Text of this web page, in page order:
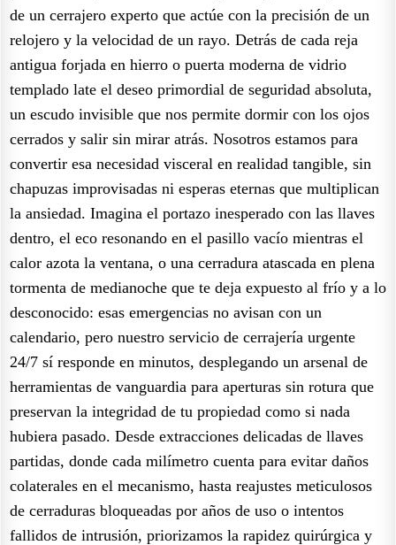
de un cerrajero experto que actúe con la precisión de un
relojero y la velocidad de un rayo. Detrás de cada reja
antigua forjada en hierro o puerta moderna de vidrio
templado late el deseo primordial de seguridad absoluta,
un escudo invisible que nos permite dormir con los ojos
cerrados y salir sin mirar atrás. Nosotros estamos para
convertir esa necesidad visceral en realidad tangible, sin
chapuzas improvisadas ni esperas eternas que multiplican
la ansiedad. Imagina el portazo inesperado con las llaves
dentro, el eco resonando en el pasillo vacío mientras el
calor azota la ventana, o una cerradura atascada en plena
tormenta de medianoche que te deja expuesto al frío y a lo
desconocido: esas emergencias no avisan con un
calendario, pero nuestro servicio de cerrajería urgente
24/7 sí responde en minutos, desplegando un arsenal de
herramientas de vanguardia para aperturas sin rotura que
preservan la integridad de tu propiedad como si nada
hubiera pasado. Desde extracciones delicadas de llaves
partidas, donde cada milímetro cuenta para evitar daños
colaterales en el mecanismo, hasta reajustes meticulosos
de cerraduras bloqueadas por años de uso o intentos
fallidos de intrusión, priorizamos la rapidez quirúrgica y